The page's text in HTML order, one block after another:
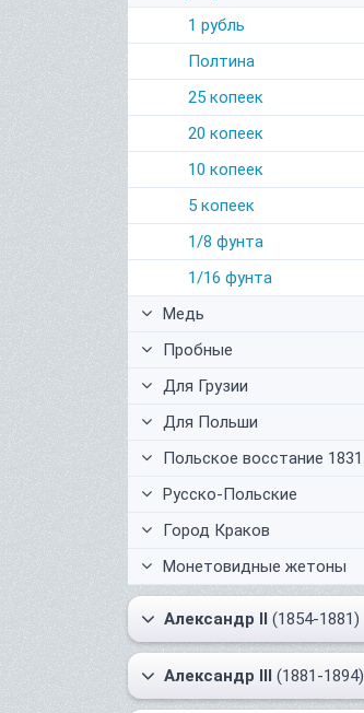
1 рубль
Полтина
25 копеек
20 копеек
10 копеек
5 копеек
1/8 фунта
1/16 фунта
Медь
Пробные
Для Грузии
Для Польши
Польское восстание 1831
Русско-Польские
Город Краков
Монетовидные жетоны
Александр II (1854-1881)
Александр III (1881-1894)